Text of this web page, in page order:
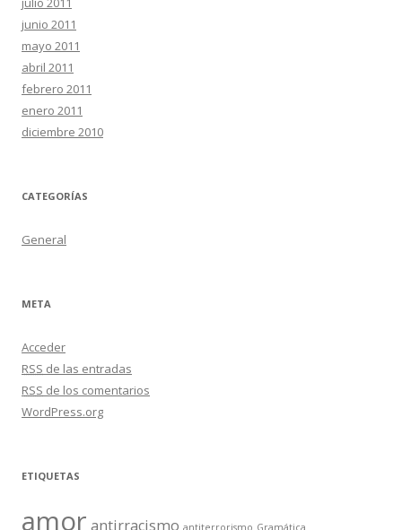
junio 2011
mayo 2011
abril 2011
febrero 2011
enero 2011
diciembre 2010
CATEGORÍAS
General
META
Acceder
RSS de las entradas
RSS de los comentarios
WordPress.org
ETIQUETAS
amor antirracismo antiterrorismo Gramática